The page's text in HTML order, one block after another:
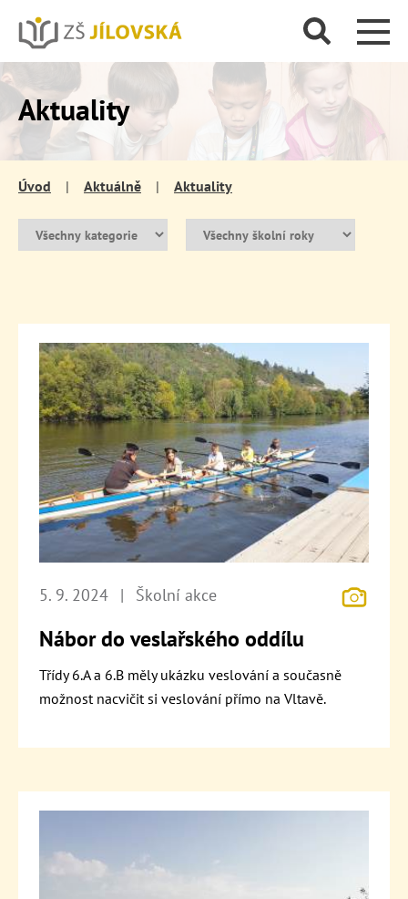
Aktuality
Úvod | Aktuálně | Aktuality
5. 9. 2024 | Školní akce
Nábor do veslařského oddílu
Třídy 6.A a 6.B měly ukázku veslování a současně
možnost nacvičit si veslování přímo na Vltavě.